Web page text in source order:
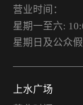
营业时间：
星期一至六:
星期日及公众
上水广场